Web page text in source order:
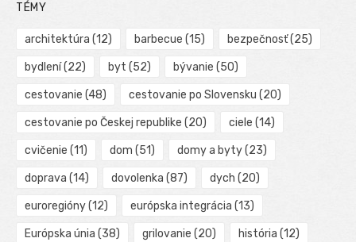
TÉMY
architektúra (12) barbecue (15) bezpečnosť(25)
bydlení(22) byt (52) bývanie (50)
cestovanie (48) cestovanie po Slovensku (20)
cestovanie po Českej republike (20) ciele (14)
cvičenie (11) dom (51) domy a byty(23)
doprava (14) dovolenka (87) dych (20)
euroregióny(12) európska integrácia (13)
Európska únia (38) grilovanie (20) história (12)